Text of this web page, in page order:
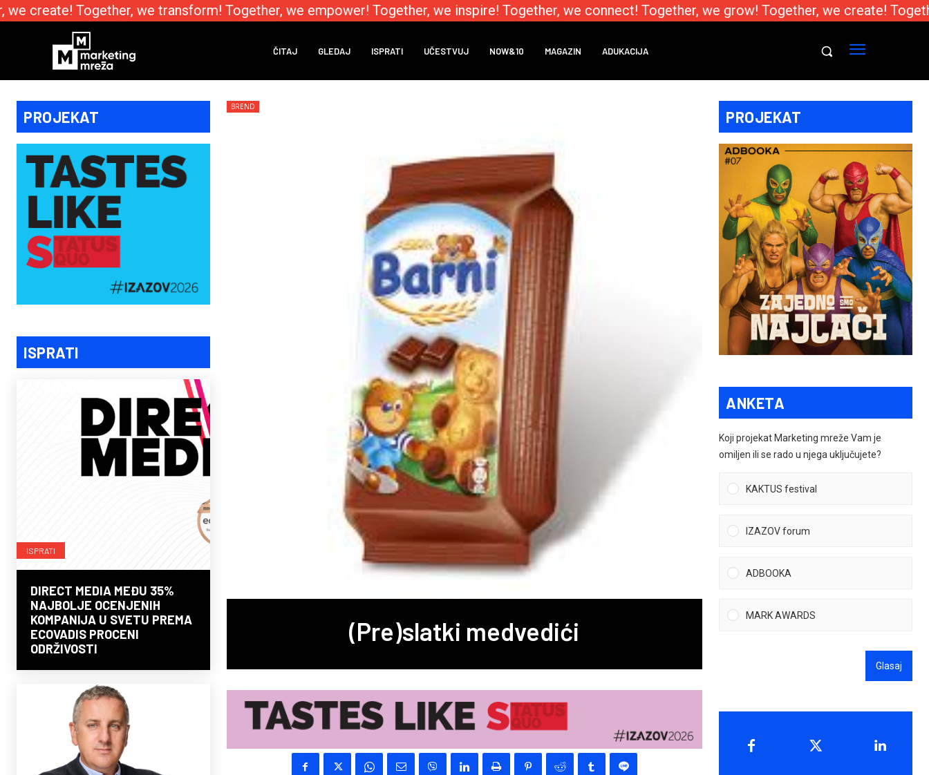
create! Together, we transform! Together, we empower! Together, we inspire! Together, we connect! Together, we grow! Together, we create!
ČITAJ GLEDAJ ISPRATI UČESTVUJ NOW&10 MAGAZIN ADUKACIJA
PROJEKAT
ISPRATI
ISPRATI
DIRECT MEDIA MEĐU 35%
NAJBOLJE OCENJENIH
KOMPANIJA U SVETU PREMA
ECOVADIS PROCENI
ODRŽIVOSTI
BREND
(Pre)slatki medvedići
PROJEKAT
ANKETA
Koji projekat Marketing mreže Vam je
omiljen ili se rado u njega uključujete?
KAKTUS festival
IZAZOV forum
ADBOOKA
MARK AWARDS
Glasaj